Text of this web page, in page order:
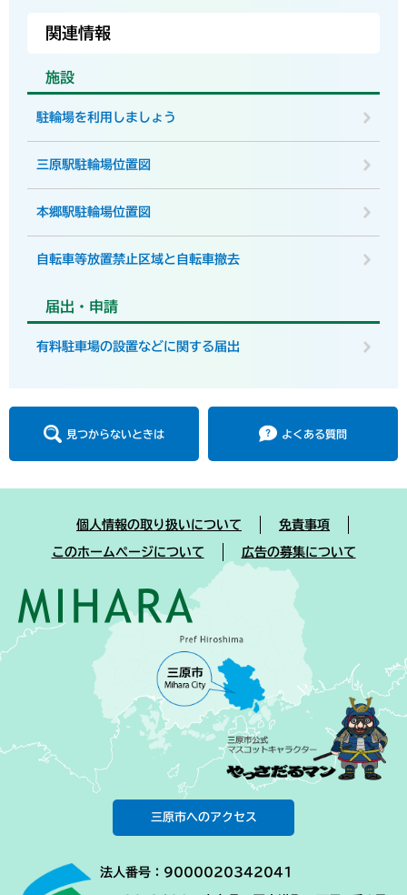
関連情報
施設
駐輪場を利用しましょう
三原駅駐輪場位置図
本郷駅駐輪場位置図
自転車等放置禁止区域と自転車撤去
届出・申請
有料駐車場の設置などに関する届出
見つからないときは よくある質問
個人情報の取り扱いについて 免責事項
このホームページについて 広告の募集について
三原市へのアクセス
法人番号：9000020342041